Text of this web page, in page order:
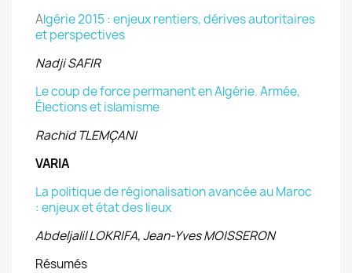
Algérie 2015 : enjeux rentiers, dérives autoritaires
et perspectives
Nadji SAFIR
Le coup de force permanent en Algérie. Armée,
Élections et islamisme
Rachid TLEMÇANI
VARIA
La politique de régionalisation avancée au Maroc
: enjeux et état des lieux
Abdeljalil LOKRIFA, Jean-Yves MOISSERON
Résumés